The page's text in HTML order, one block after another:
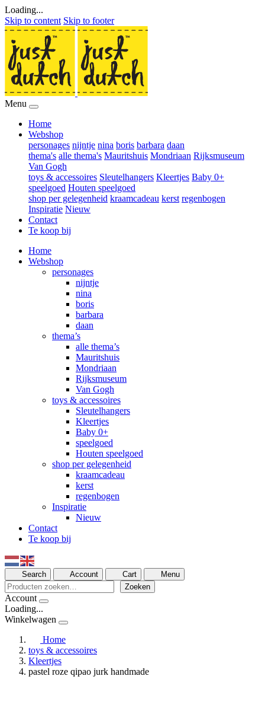
Loading...
Skip to content Skip to footer
Menu
Home
Webshop
personages nijntje nina boris barbara daan
thema's alle thema's Mauritshuis Mondriaan Rijksmuseum
Van Gogh
toys & accessoires Sleutelhangers Kleertjes Baby 0+
speelgoed Houten speelgoed
shop per gelegenheid kraamcadeau kerst regenbogen
Inspiratie Nieuw
Contact
Te koop bij
Home
Webshop
personages
nijntje
nina
boris
barbara
daan
thema’s
alle thema’s
Mauritshuis
Mondriaan
Rijksmuseum
Van Gogh
toys & accessoires
Sleutelhangers
Kleertjes
Baby 0+
speelgoed
Houten speelgoed
shop per gelegenheid
kraamcadeau
kerst
regenbogen
Inspiratie
Nieuw
Contact
Te koop bij
Search Account Cart Menu
Zoeken Zoeken
Account
Loading...
Winkelwagen
Home
toys & accessoires
Kleertjes
pastel roze qipao jurk handmade